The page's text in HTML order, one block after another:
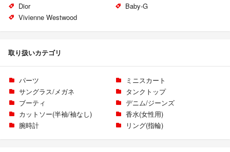
Dior
Baby-G
Vivienne Westwood
取り扱いカテゴリ
パーツ
ミニスカート
サングラス/メガネ
タンクトップ
ブーティ
デニム/ジーンズ
カットソー(半袖/袖なし)
香水(女性用)
腕時計
リング(指輪)